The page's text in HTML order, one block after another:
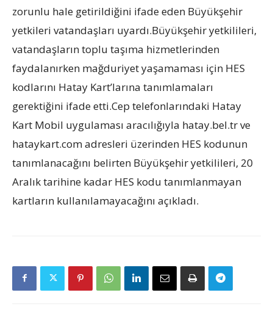
zorunlu hale getirildiğini ifade eden Büyükşehir
yetkileri vatandaşları uyardı.Büyükşehir yetkilileri,
vatandaşların toplu taşıma hizmetlerinden
faydalanırken mağduriyet yaşamaması için HES
kodlarını Hatay Kart’larına tanımlamaları
gerektiğini ifade etti.Cep telefonlarındaki Hatay
Kart Mobil uygulaması aracılığıyla hatay.bel.tr ve
hataykart.com adresleri üzerinden HES kodunun
tanımlanacağını belirten Büyükşehir yetkilileri, 20
Aralık tarihine kadar HES kodu tanımlanmayan
kartların kullanılamayacağını açıkladı.